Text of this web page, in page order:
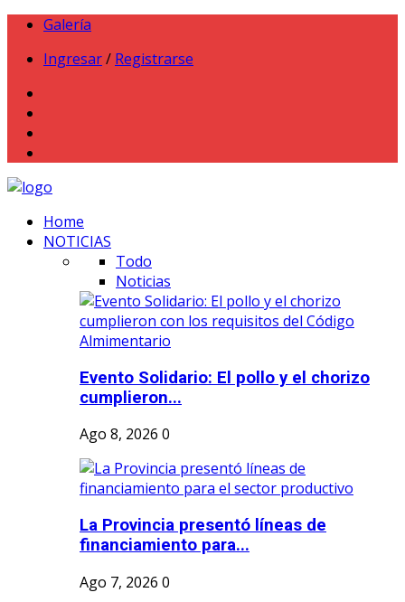
Galería
Ingresar/ Registrarse
Home
NOTICIAS
Todo
Noticias
Evento Solidario: El pollo y el chorizo
cumplieron...
Ago 8, 2026 0
La Provincia presentó líneas de
financiamiento para...
Ago 7, 2026 0